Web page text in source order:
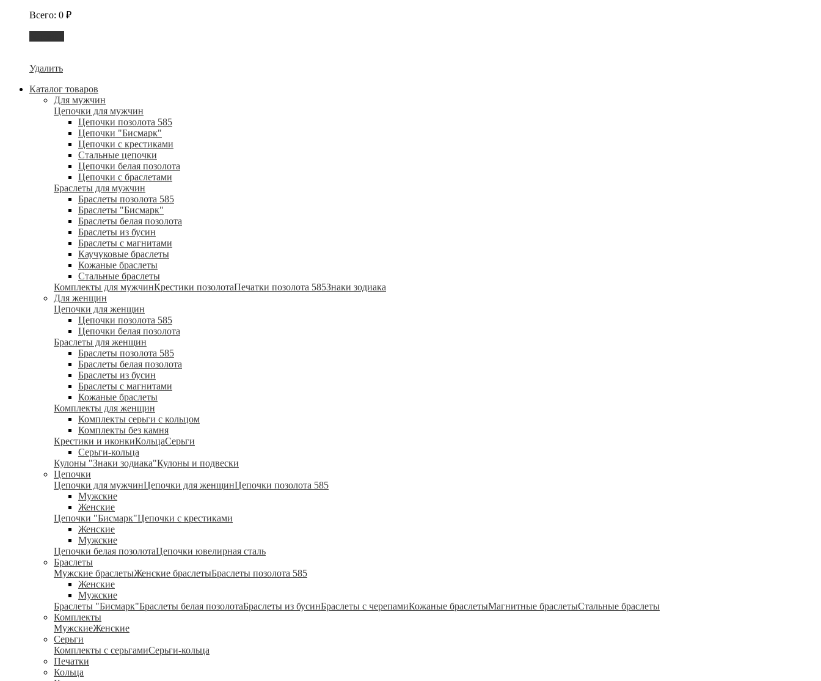
Всего: 0 ₽
Удалить
Каталог товаров
Для мужчин
Цепочки для мужчин
Цепочки позолота 585
Цепочки "Бисмарк"
Цепочки с крестиками
Стальные цепочки
Цепочки белая позолота
Цепочки с браслетами
Браслеты для мужчин
Браслеты позолота 585
Браслеты "Бисмарк"
Браслеты белая позолота
Браслеты из бусин
Браслеты с магнитами
Каучуковые браслеты
Кожаные браслеты
Стальные браслеты
Комплекты для мужчинКрестики позолотаПечатки позолота 585Знаки зодиака
Для женщин
Цепочки для женщин
Цепочки позолота 585
Цепочки белая позолота
Браслеты для женщин
Браслеты позолота 585
Браслеты белая позолота
Браслеты из бусин
Браслеты с магнитами
Кожаные браслеты
Комплекты для женщин
Комплекты серьги с кольцом
Комплекты без камня
Крестики и иконкиКольцаСерьги
Серьги-кольца
Кулоны "Знаки зодиака"Кулоны и подвески
Цепочки
Цепочки для мужчинЦепочки для женщинЦепочки позолота 585
Мужские
Женские
Цепочки "Бисмарк"Цепочки с крестиками
Женские
Мужские
Цепочки белая позолотаЦепочки ювелирная сталь
Браслеты
Мужские браслетыЖенские браслетыБраслеты позолота 585
Женские
Мужские
Браслеты "Бисмарк"Браслеты белая позолотаБраслеты из бусинБраслеты с черепамиКожаные браслетыМагнитные браслетыСтальные браслеты
Комплекты
МужскиеЖенские
Серьги
Комплекты с серьгамиСерьги-кольца
Печатки
Кольца